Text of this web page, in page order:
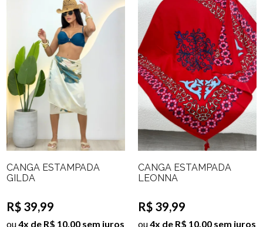
CANGA ESTAMPADA
GILDA
R$ 39,99
ou4x de R$ 10,00 sem juros
CANGA ESTAMPADA
LEONNA
R$ 39,99
ou4x de R$ 10,00 sem juros